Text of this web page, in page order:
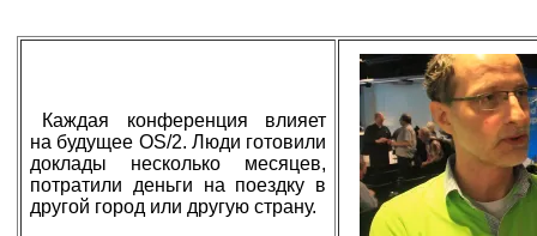
Каждая конференция влияет
на будущее OS/2. Люди готовили
доклады несколько месяцев,
потратили деньги на поездку в
другой город или другую страну.